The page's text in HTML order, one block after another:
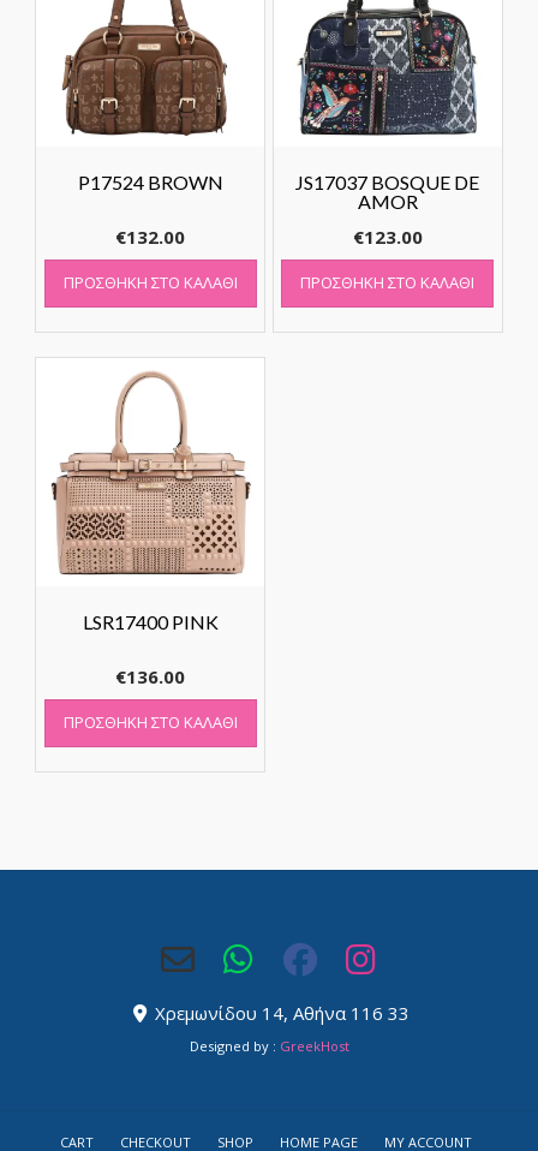
P17524 BROWN
€132.00
ΠΡΟΣΘΉΚΗ ΣΤΟ ΚΑΛΆΘΙ
JS17037 BOSQUE DE
AMOR
€123.00
ΠΡΟΣΘΉΚΗ ΣΤΟ ΚΑΛΆΘΙ
LSR17400 PINK
€136.00
ΠΡΟΣΘΉΚΗ ΣΤΟ ΚΑΛΆΘΙ
Χρεμωνίδου 14, Αθήνα 116 33
Designed by : GreekHost
CART CHECKOUT SHOP HOME PAGE MY ACCOUNT